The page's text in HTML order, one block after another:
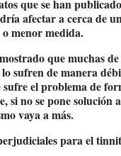
que se han
afectar a cerca de
menor medida.
que muchas
sufren de manera
el problema de
si no se pone solución
vaya a más.
para el